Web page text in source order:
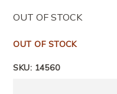
OUT OF STOCK
OUT OF STOCK
SKU: 14560